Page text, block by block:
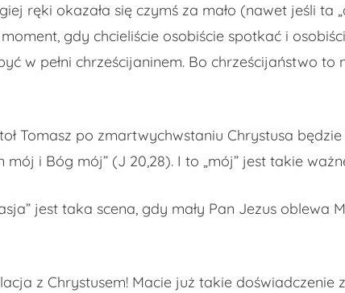
ręki okazała się czymś za mało (nawet jeśli
gdy chcieliście osobiście spotkać i
w pełni chrześcijaninem. Bo chrześcijaństwo
Tomasz po zmartwychwstaniu Chrystusa
mój i Bóg mój” (J 20,28). I to „mój” jest takie
jest taka scena, gdy mały Pan Jezus
z Chrystusem! Macie już takie